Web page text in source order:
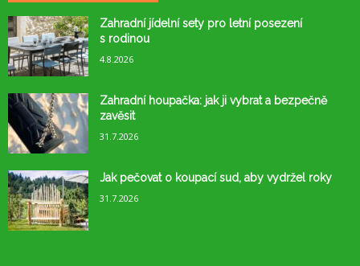
Zahradní jídelní sety pro letní posezení
s rodinou
4.8.2026
Zahradní houpačka: jak ji vybrat a bezpečně
zavěsit
31.7.2026
Jak pečovat o koupací sud, aby vydržel roky
31.7.2026